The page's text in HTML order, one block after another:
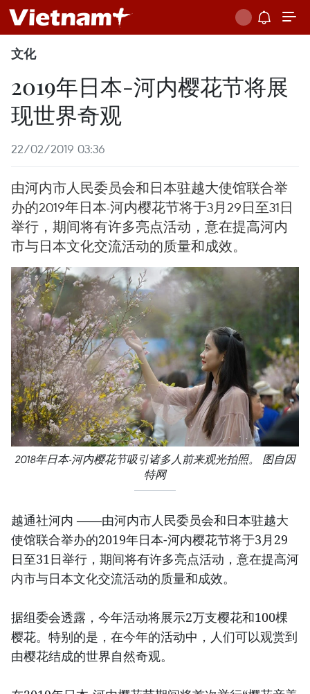
文化
2019年日本-河内樱花节将展
现世界奇观
22/02/2019 03:36
由河内市人民委员会和日本驻越大使馆联合举
办的2019年日本-河内樱花节将于3月29日至31日
举行，期间将有许多亮点活动，意在提高河内
市与日本文化交流活动的质量和成效。
2018年日本-河内樱花节吸引诸多人前来观光拍照。 图自因
特网
越通社河内 ——由河内市人民委员会和日本驻越大
使馆联合举办的2019年日本-河内樱花节将于3月29
日至31日举行，期间将有许多亮点活动，意在提高河
内市与日本文化交流活动的质量和成效。
据组委会透露，今年活动将展示2万支樱花和100棵
樱花。特别的是，在今年的活动中，人们可以观赏到
由樱花结成的世界自然奇观。